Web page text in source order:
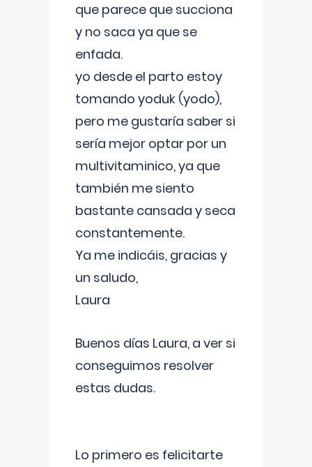
que parece que succiona
y no saca ya que se
enfada.
yo desde el parto estoy
tomando yoduk (yodo),
pero me gustaría saber si
sería mejor optar por un
multivitaminico, ya que
también me siento
bastante cansada y seca
constantemente.
Ya me indicáis, gracias y
un saludo,
Laura
Buenos días Laura, a ver si
conseguimos resolver
estas dudas.
Lo primero es felicitarte